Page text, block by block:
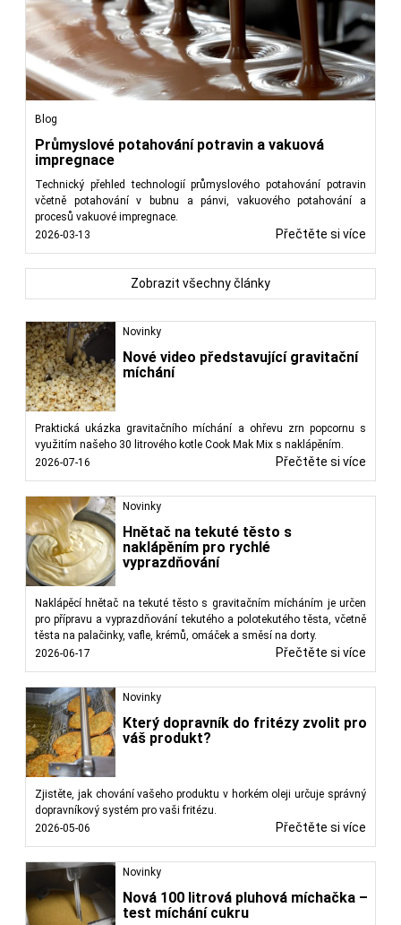
Novinky
Nové video představující gravitační
míchání
Praktická ukázka gravitačního míchání a ohřevu zrn popcornu s
využitím našeho 30 litrového kotle Cook Mak Mix s naklápěním.
2026-07-16
Přečtěte si více
Novinky
Hnětač na tekuté těsto s
naklápěním pro rychlé
vyprazdňování
Naklápěcí hnětač na tekuté těsto s gravitačním mícháním je určen
pro přípravu a vyprazdňování tekutého a polotekutého těsta, včetně
těsta na palačinky, vafle, krémů, omáček a směsí na dorty.
2026-06-17
Přečtěte si více
Novinky
Který dopravník do fritézy zvolit pro
váš produkt?
Zjistěte, jak chování vašeho produktu v horkém oleji určuje správný
dopravníkový systém pro vaši fritézu.
2026-05-06
Přečtěte si více
Novinky
Nová 100 litrová pluhová míchačka –
test míchání cukru
Blog
Průmyslové potahování potravin a vakuová
impregnace
Technický přehled technologií průmyslového potahování potravin
včetně potahování v bubnu a pánvi, vakuového potahování a
procesů vakuové impregnace.
2026-03-13
Přečtěte si více
Zobrazit všechny články